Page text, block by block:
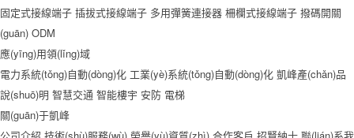
固定式接線端子 插拔式接線端子 多用彈簧連接器 柵欄式接線端子 撥碼開關
(guān) ODM
應(yīng)用領(lǐng)域
電力系統(tǒng)自動(dòng)化 工業(yè)系統(tǒng)自動(dòng)化 凱峰產(chǎn)品
說(shuō)明 智慧交通 智能樓宇 安防 電梯
關(guān)于凱峰